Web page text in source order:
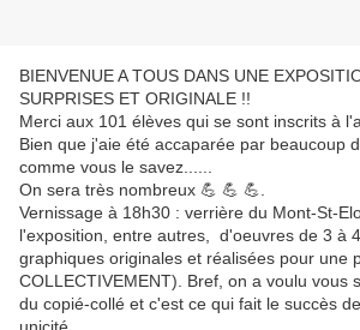
BIENVENUE A TOUS DANS UNE
SURPRISES ET ORIGINALE !!
Merci aux 101 élèves qui se sont inscrits à
Bien que j'aie été accaparée par beaucoup
comme vous le savez......
On sera très nombreux 💪 💪 💪.
Vernissage à 18h30 : verrière du Mont-St-
l'exposition, entre autres, d'oeuvres de 3 à
graphiques originales et réalisées pour une
COLLECTIVEMENT). Bref, on a voulu vous
du copié-collé et c'est ce qui fait le succès